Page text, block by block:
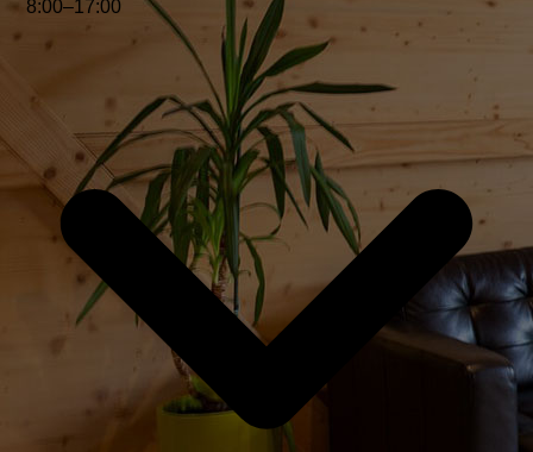
8:00–17:00